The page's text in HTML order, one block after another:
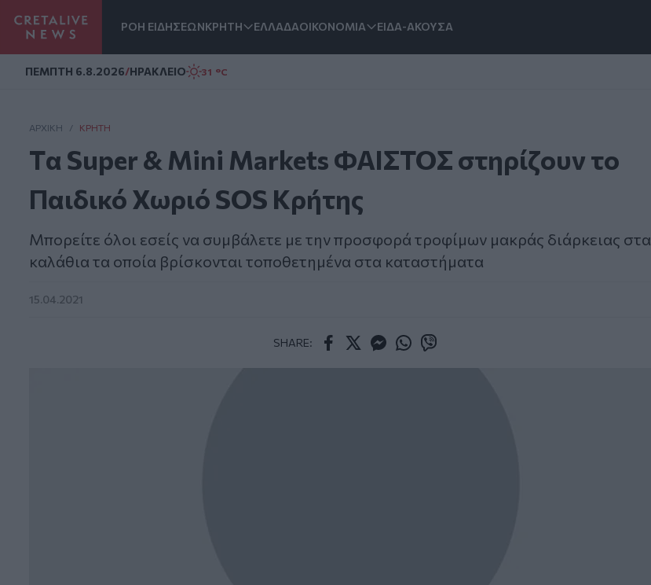
ΡΟΗ ΕΙΔΗΣΕΩΝΚΡΗΤΗ ΕΛΛΑΔΑΟΙΚΟΝΟΜΙΑ ΕΙΔΑ-ΑΚΟΥΣΑ
ΠΕΜΠΤΗ 6.8.2026/ΗΡΑΚΛΕΙΟ 31 °C
ΑΡΧΙΚΗ / ΚΡΉΤΗ
Tα Super & Mini Markets ΦΑΙΣΤΟΣ στηρίζουν το
Παιδικό Χωριό SOS Κρήτης
Μπορείτε όλοι εσείς να συμβάλετε με την προσφορά τροφίμων μακράς διάρκειας στα
καλάθια τα οποία βρίσκονται τοποθετημένα στα καταστήματα
15.04.2021
SHARE: